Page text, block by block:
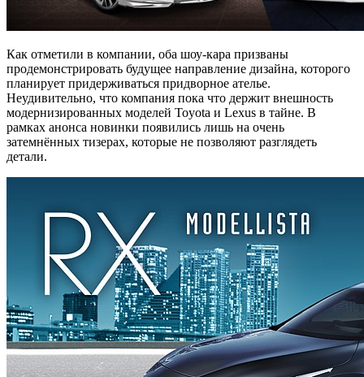
Как отметили в компании, оба шоу-кара призваны
продемонстрировать будущее направление дизайна, которого
планирует придерживаться придворное ателье.
Неудивительно, что компания пока что держит внешность
модернизированных моделей Toyota и Lexus в тайне. В
рамках анонса новинки появились лишь на очень
затемнённых тизерах, которые не позволяют разглядеть
детали.